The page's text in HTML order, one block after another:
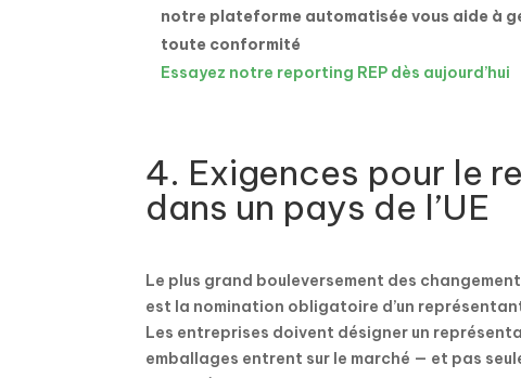
notre plateforme automatisée vous aide à
toute conformité
Essayez notre reporting REP dès aujourd’hui
4. Exigences pour le
dans un pays de l’UE
Le plus grand bouleversement des
est la nomination obligatoire d’un
Les entreprises doivent désigner un
emballages entrent sur le marché — et pas